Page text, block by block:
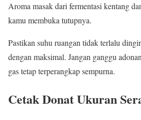
Aroma masak dari fermentasi kentang
kamu membuka tutupnya.
Pastikan suhu ruangan tidak terlalu
dengan maksimal. Jangan ganggu
gas tetap terperangkap sempurna.
Cetak Donat Ukuran